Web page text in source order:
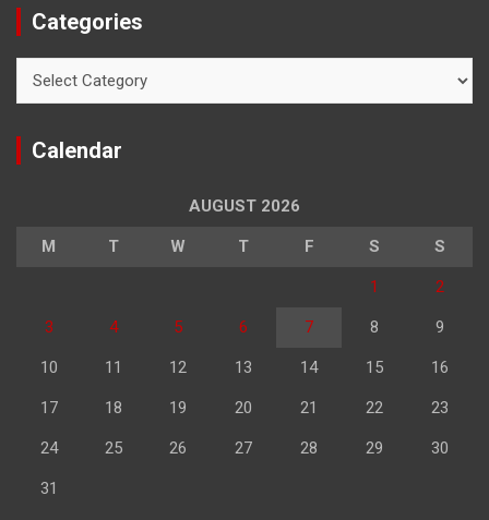
Categories
Calendar
AUGUST 2026
M T W T F S S
1 2
3 4 5 6 7 8 9
10 11 12 13 14 15 16
17 18 19 20 21 22 23
24 25 26 27 28 29 30
31